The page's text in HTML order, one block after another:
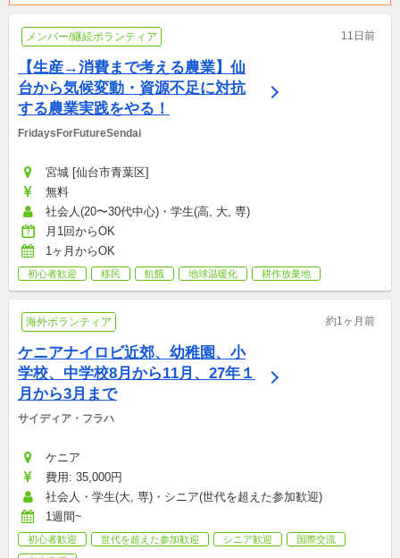
メンバー/継続ボランティア 11日前
【生産→消費まで考える農業】仙
台から気候変動・資源不足に対抗
する農業実践をやる！
FridaysForFutureSendai
宮城 [仙台市青葉区]
無料
社会人(20〜30代中心)・学生(高, 大, 専)
月1回からOK
1ヶ月からOK
初心者歓迎 移民 飢餓 地球温暖化 耕作放棄地
海外ボランティア 約1ヶ月前
ケニアナイロビ近郊、幼稚園、小
学校、中学校8月から11月、27年１
月から3月まで
サイディア・フラハ
ケニア
費用: 35,000円
社会人・学生(大, 専)・シニア(世代を超えた参加歓迎)
1週間~
初心者歓迎 世代を超えた参加歓迎 シニア歓迎
国際交流